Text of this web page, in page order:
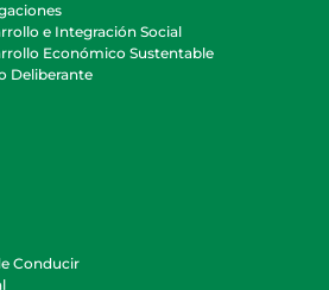
e Integración Social
Económico Sustentable
Deliberante
Conducir